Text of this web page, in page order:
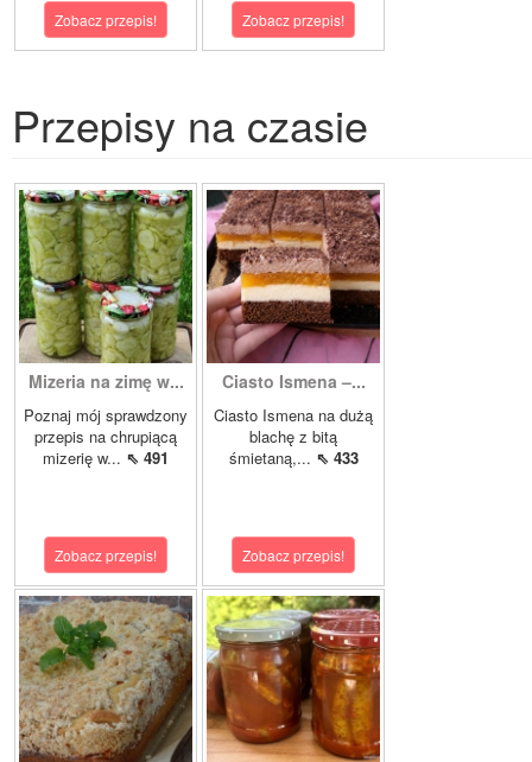
Zobacz przepis! Zobacz przepis!
Przepisy na czasie
Mizeria na zimę w...
Poznaj mój sprawdzony
przepis na chrupiącą
mizerię w... ⇖ 491
Zobacz przepis!
Ciasto Ismena –...
Ciasto Ismena na dużą
blachę z bitą
śmietaną,... ⇖ 433
Zobacz przepis!